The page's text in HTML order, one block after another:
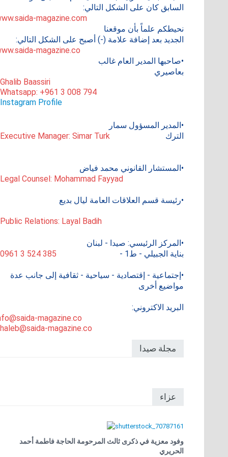
السابق كان على الشكل التالي:
magazine.com
نحيطكم علماً بأن موقعنا
الجديد بعد إضافة علامة (-) أصبح على الشكل التالي:
magazine.co
•صاحبها المدير العام غالب
بعاصيري
Ghalib Baassiri
Whatsapp: +961 3 008 794
Instagram Profile
•المدير المسؤول سمار
الترك
Executive Manager: Simar Turk
•المستشار القانوني محمد فياض
Legal Counsel: Mohammad Fayyad
•رئيسة قسم العلاقات العامة ليال بديع
Public Relations: Layal Badih
•المركز الرئيسي: صيدا - لبنان
بناية الجبيلي - ط1 -
3 524 385
•إجتماعية - إقتصادية - سياحية - ثقافية إلى جانب عدة
مواضيع أخرى
البريد الاكتروني:
magazine.co
magazine.co
مجلة صيدا
عزاء
وفود معزية في ذكرى ثالث المرحومة الحاجة فاطمة أحمد
الحريري